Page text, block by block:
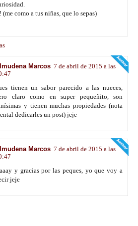
(me como a tus niñas, que lo sepas)
Marcos 7 de abril de 2015 a las
tienen un sabor parecido a las nueces,
claro como en super pequeñito, son
y tienen muchas propiedades (nota
dedicarles un post) jeje
Marcos 7 de abril de 2015 a las
y gracias por las peques, yo que voy a
jeje